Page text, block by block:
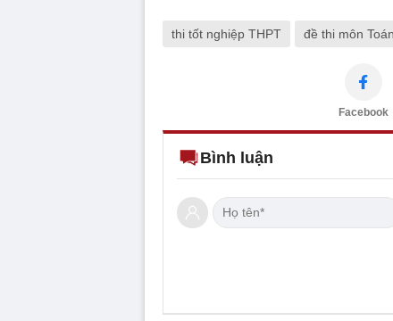
thi tốt nghiệp THPT đề thi môn Toán
Facebook
Bình luận